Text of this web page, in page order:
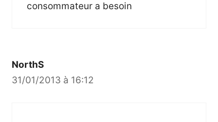
consommateur a besoin
NorthS
31/01/2013 à 16:12